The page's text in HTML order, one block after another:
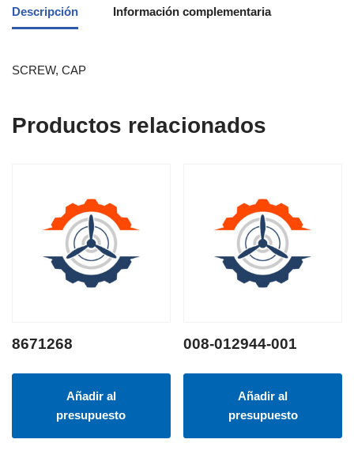
Descripción Información complementaria
SCREW, CAP
Productos relacionados
8671268
Añadir al
presupuesto
008-012944-001
Añadir al
presupuesto